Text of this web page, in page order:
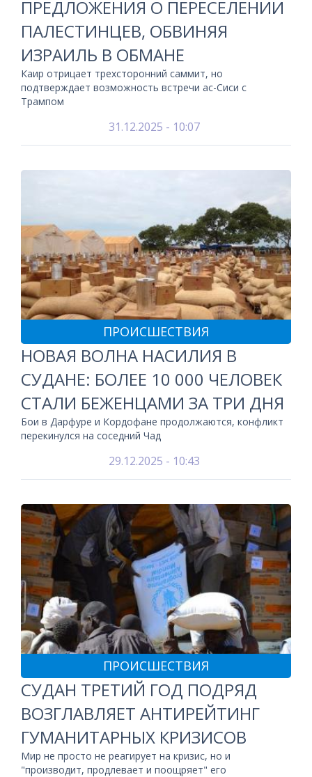
ПРЕДЛОЖЕНИЯ О ПЕРЕСЕЛЕНИИ
ПАЛЕСТИНЦЕВ, ОБВИНЯЯ
ИЗРАИЛЬ В ОБМАНЕ
Каир отрицает трехсторонний саммит, но
подтверждает возможность встречи ас-Сиси с
Трампом
31.12.2025 - 10:07
ПРОИСШЕСТВИЯ
НОВАЯ ВОЛНА НАСИЛИЯ В
СУДАНЕ: БОЛЕЕ 10 000 ЧЕЛОВЕК
СТАЛИ БЕЖЕНЦАМИ ЗА ТРИ ДНЯ
Бои в Дарфуре и Кордофане продолжаются, конфликт
перекинулся на соседний Чад
29.12.2025 - 10:43
ПРОИСШЕСТВИЯ
СУДАН ТРЕТИЙ ГОД ПОДРЯД
ВОЗГЛАВЛЯЕТ АНТИРЕЙТИНГ
ГУМАНИТАРНЫХ КРИЗИСОВ
Мир не просто не реагирует на кризис, но и
"производит, продлевает и поощряет" его